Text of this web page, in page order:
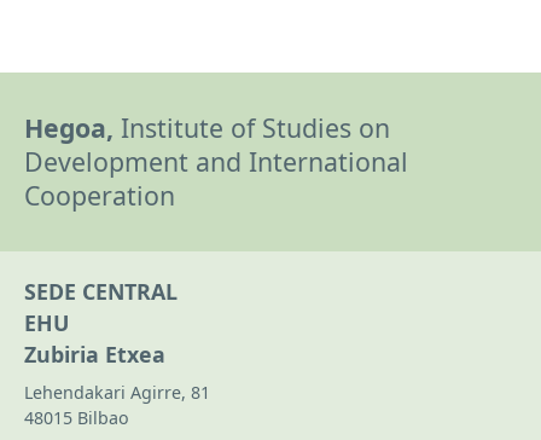
Hegoa, Institute of Studies on
Development and International
Cooperation
SEDE CENTRAL
EHU
Zubiria Etxea
Lehendakari Agirre, 81
48015 Bilbao